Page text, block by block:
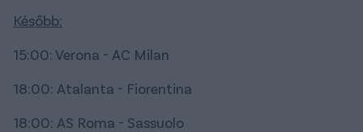
Később:
15:00: Verona - AC Milan
18:00: Atalanta - Fiorentina
18:00: AS Roma - Sassuolo